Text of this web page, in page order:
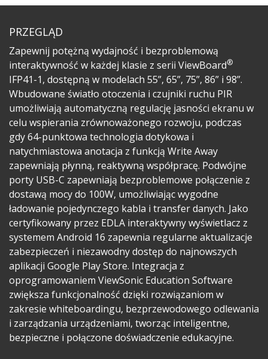
PRZEGLĄD
Zapewnij potężną wydajność i bezproblemową
interaktywność w każdej klasie z serii ViewBoard®
IFP41-1, dostępną w modelach 55”, 65”, 75”, 86” i 98”.
Wbudowane światło otoczenia i czujniki ruchu PIR
umożliwiają automatyczną regulację jasności ekranu w
celu wspierania zrównoważonego rozwoju, podczas
gdy 64-punktowa technologia dotykowa i
natychmiastowa anotacja z funkcją Write Away
zapewniają płynną, reaktywną współpracę. Podwójne
porty USB-C zapewniają bezproblemowe połączenie z
dostawą mocy do 100W, umożliwiając wygodne
ładowanie pojedynczego kabla i transfer danych. Jako
certyfikowany przez EDLA interaktywny wyświetlacz z
systemem Android 16 zapewnia regularne aktualizacje
zabezpieczeń i niezawodny dostęp do najnowszych
aplikacji Google Play Store. Integracja z
oprogramowaniem ViewSonic Education Software
zwiększa funkcjonalność dzięki rozwiązaniom w
zakresie whiteboardingu, bezprzewodowego odlewania
i zarządzania urządzeniami, tworząc inteligentne,
bezpieczne i połączone doświadczenie edukacyjne.